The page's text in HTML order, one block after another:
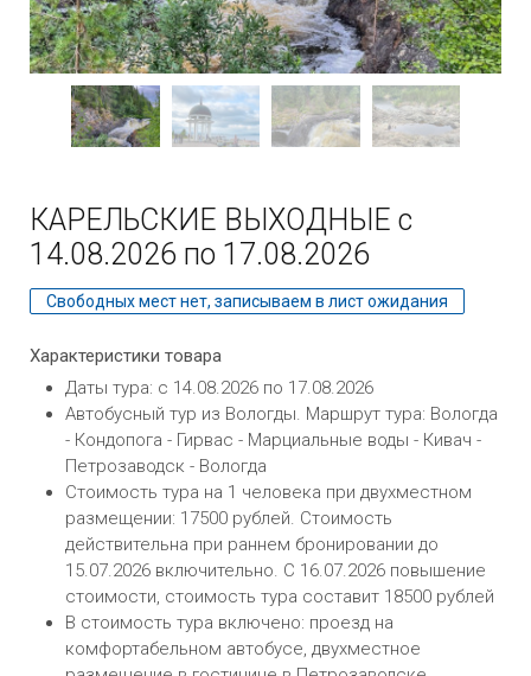
КАРЕЛЬСКИЕ ВЫХОДНЫЕ с
14.08.2026 по 17.08.2026
Свободных мест нет, записываем в лист ожидания
Характеристики товара
Даты тура: с 14.08.2026 по 17.08.2026
Автобусный тур из Вологды. Маршрут тура: Вологда
- Кондопога - Гирвас - Марциальные воды - Кивач -
Петрозаводск - Вологда
Стоимость тура на 1 человека при двухместном
размещении: 17500 рублей. Стоимость
действительна при раннем бронировании до
15.07.2026 включительно. С 16.07.2026 повышение
стоимости, стоимость тура составит 18500 рублей
В стоимость тура включено: проезд на
комфортабельном автобусе, двухместное